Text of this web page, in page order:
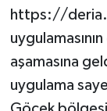
https://
aşamasına
uygulama